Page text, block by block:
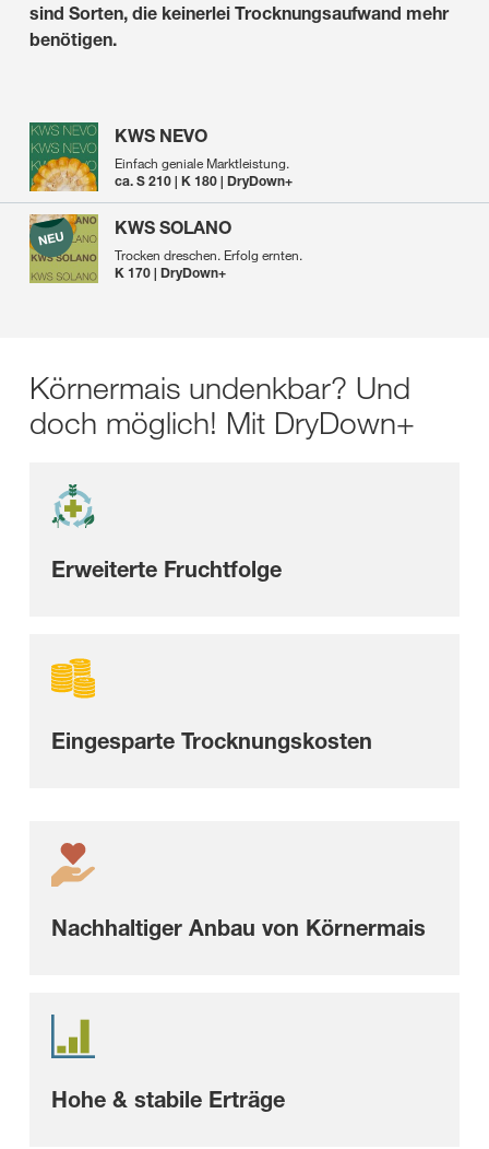
sind Sorten, die keinerlei Trocknungsaufwand mehr
benötigen.
KWS NEVO
Einfach geniale Marktleistung.
ca. S 210 | K 180 | DryDown+
KWS SOLANO
Trocken dreschen. Erfolg ernten.
K 170 | DryDown+
Körnermais undenkbar? Und
doch möglich! Mit DryDown+
Erweiterte Fruchtfolge
Eingesparte Trocknungskosten
Nachhaltiger Anbau von Körnermais
Hohe & stabile Erträge